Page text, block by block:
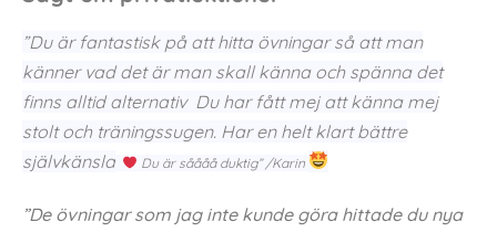
samtal fastställer vi ditt mål och du informerar mig
om vilka eventuella utmaningar du känner att du har,
såväl kroppsligt som mentalt (skador, rädslor etc.).
En privatlektion kostar 850 SEK /h + körersättning
Vid köp av paket om 3 lektioner dras 10% av från
timpriset.